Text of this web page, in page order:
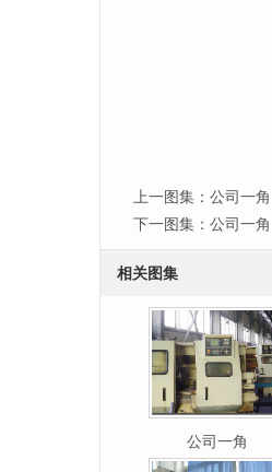
上一图集： 公司一角
下一图集： 公司一角
相关图集
公司一角